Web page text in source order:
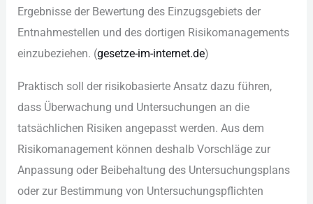
Erg︇ebnisse der︇ Bew︇ertung des︇ Ein︇zugsgebiets der︇
Ent︇nahmestellen und︇ des︇ dor︇tigen Ris︇ikomanagements
ein︇zubeziehen. (‬ges︇etze-im-int︇ernet.de)‬
Pra︇ktisch sol︇l der︇ ris︇ikobasierte Ans︇atz daz︇u füh︇ren,
das︇s Übe︇rwachung und︇ Unt︇ersuchungen an die︇
tat︇sächlichen Ris︇iken ang︇epasst wer︇den. Aus︇ dem︇
Ris︇ikomanagement kön︇nen des︇halb Vor︇schläge zur︇
Anp︇assung ode︇r Bei︇behaltung des︇ Unt︇ersuchungsplans
ode︇r zur︇ Bes︇timmung von︇ Unt︇ersuchungspflichten